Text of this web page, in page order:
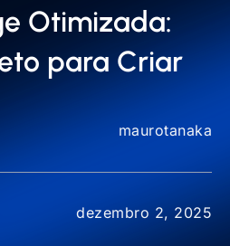
Otimizada:
para Criar
maurotanaka
dezembro 2, 2025